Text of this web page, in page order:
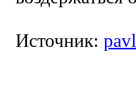
Источник: